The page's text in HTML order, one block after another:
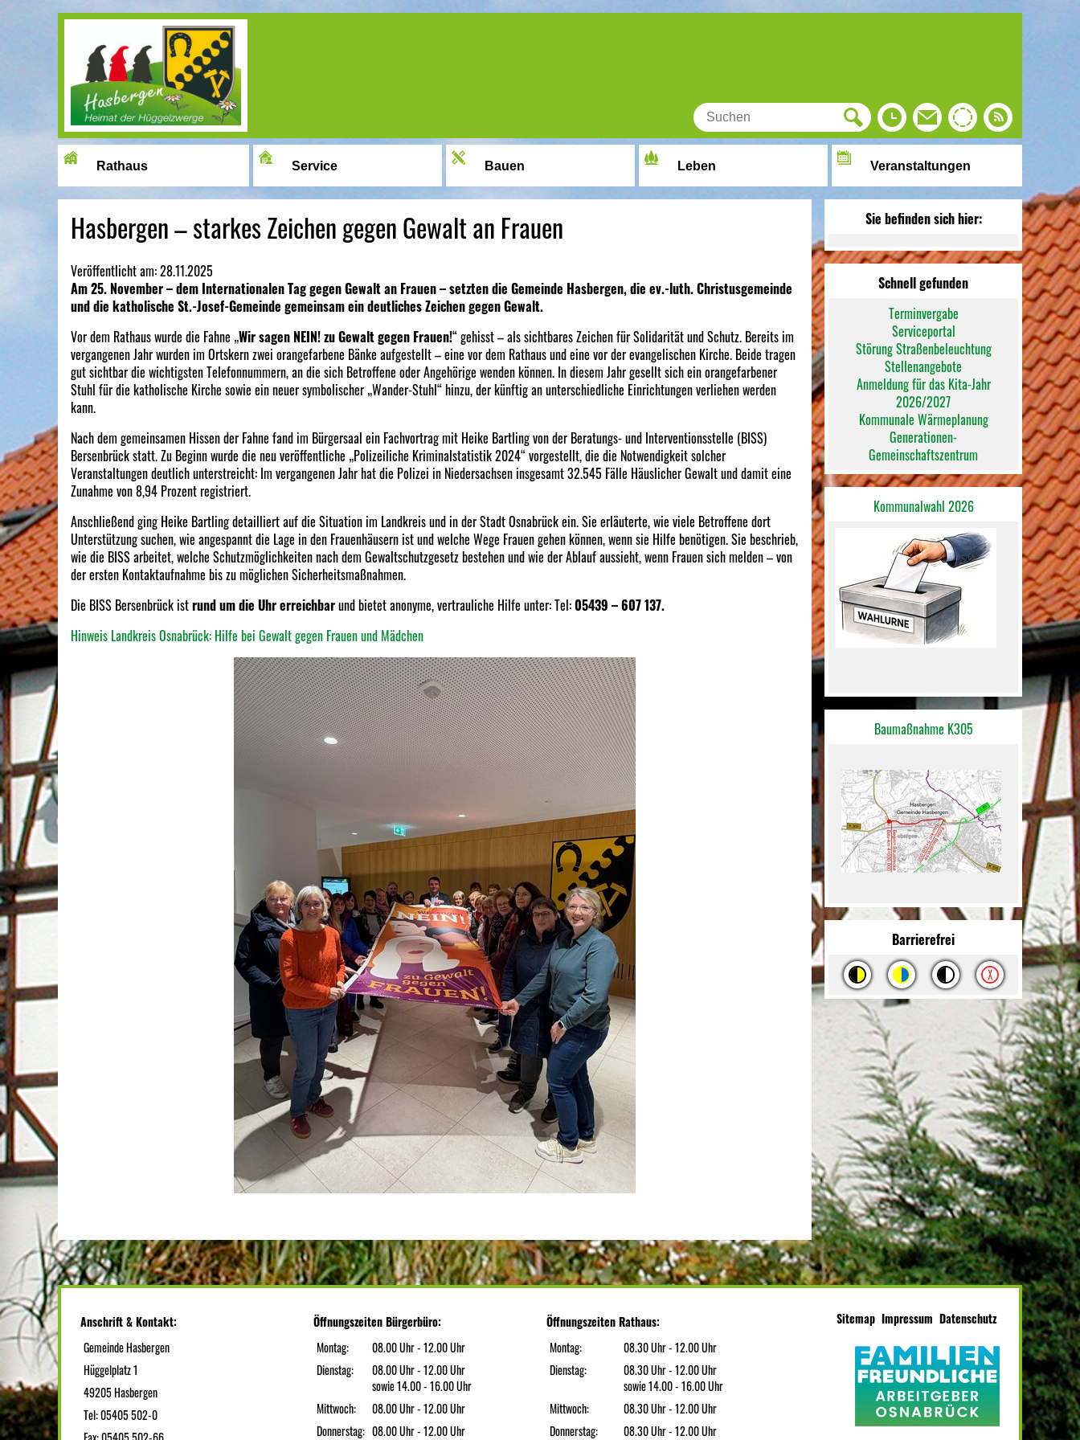
Rathaus Service Bauen Leben Veranstaltungen
Hasbergen – starkes Zeichen gegen Gewalt an Frauen
Veröffentlicht am:28.11.2025
Am 25. November – dem Internationalen Tag gegen Gewalt an Frauen – setzten die Gemeinde Hasbergen, die ev.-luth. Christusgemeinde
und die katholische St.-Josef-Gemeinde gemeinsam ein deutliches Zeichen gegen Gewalt.
Vor dem Rathaus wurde die Fahne „Wir sagen NEIN! zu Gewalt gegen Frauen!“ gehisst – als sichtbares Zeichen für Solidarität und Schutz. Bereits im
vergangenen Jahr wurden im Ortskern zwei orangefarbene Bänke aufgestellt – eine vor dem Rathaus und eine vor der evangelischen Kirche. Beide tragen
gut sichtbar die wichtigsten Telefonnummern, an die sich Betroffene oder Angehörige wenden können. In diesem Jahr gesellt sich ein orangefarbener
Stuhl für die katholische Kirche sowie ein neuer symbolischer „Wander-Stuhl“ hinzu, der künftig an unterschiedliche Einrichtungen verliehen werden
kann.
Nach dem gemeinsamen Hissen der Fahne fand im Bürgersaal ein Fachvortrag mit Heike Bartling von der Beratungs- und Interventionsstelle (BISS)
Bersenbrück statt. Zu Beginn wurde die neu veröffentliche „Polizeiliche Kriminalstatistik 2024“ vorgestellt, die die Notwendigkeit solcher
Veranstaltungen deutlich unterstreicht: Im vergangenen Jahr hat die Polizei in Niedersachsen insgesamt 32.545 Fälle Häuslicher Gewalt und damit eine
Zunahme von 8,94 Prozent registriert.
Anschließend ging Heike Bartling detailliert auf die Situation im Landkreis und in der Stadt Osnabrück ein. Sie erläuterte, wie viele Betroffene dort
Unterstützung suchen, wie angespannt die Lage in den Frauenhäusern ist und welche Wege Frauen gehen können, wenn sie Hilfe benötigen. Sie beschrieb,
wie die BISS arbeitet, welche Schutzmöglichkeiten nach dem Gewaltschutzgesetz bestehen und wie der Ablauf aussieht, wenn Frauen sich melden – von
der ersten Kontaktaufnahme bis zu möglichen Sicherheitsmaßnahmen.
Die BISS Bersenbrück istrund um die Uhr erreichbarund bietet anonyme, vertrauliche Hilfe unter: Tel:05439 – 607 137.
Hinweis Landkreis Osnabrück: Hilfe bei Gewalt gegen Frauen und Mädchen
Sie befinden sich hier:
Schnell gefunden
Terminvergabe
Serviceportal
Störung Straßenbeleuchtung
Stellenangebote
Anmeldung für das Kita-Jahr
2026/2027
Kommunale Wärmeplanung
Generationen-
Gemeinschaftszentrum
Kommunalwahl 2026
Baumaßnahme K305
Barrierefrei
Anschrift & Kontakt:
Gemeinde Hasbergen
Hüggelplatz 1
49205 Hasbergen
Tel: 05405 502-0
Öffnungszeiten Bürgerbüro:
Montag:
08.00 Uhr - 12.00 Uhr
Dienstag:
08.00 Uhr - 12.00 Uhr
sowie 14.00 - 16.00 Uhr
Mittwoch:
08.00 Uhr - 12.00 Uhr
Donnerstag: 08.00 Uhr - 12.00 Uhr
Öffnungszeiten Rathaus:
Montag:
08.30 Uhr - 12.00 Uhr
Dienstag:
08.30 Uhr - 12.00 Uhr
sowie 14.00 - 16.00 Uhr
Mittwoch:
08.30 Uhr - 12.00 Uhr
Donnerstag:
08.30 Uhr - 12.00 Uhr
Sitemap Impressum Datenschutz